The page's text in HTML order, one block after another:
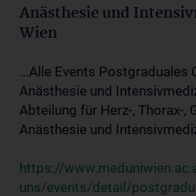
Anästhesie und
Wien
...Alle Events Postgraduales
Anästhesie und
Abteilung für Herz-, Thorax-,
Anästhesie und
https://
uns/events/detail/